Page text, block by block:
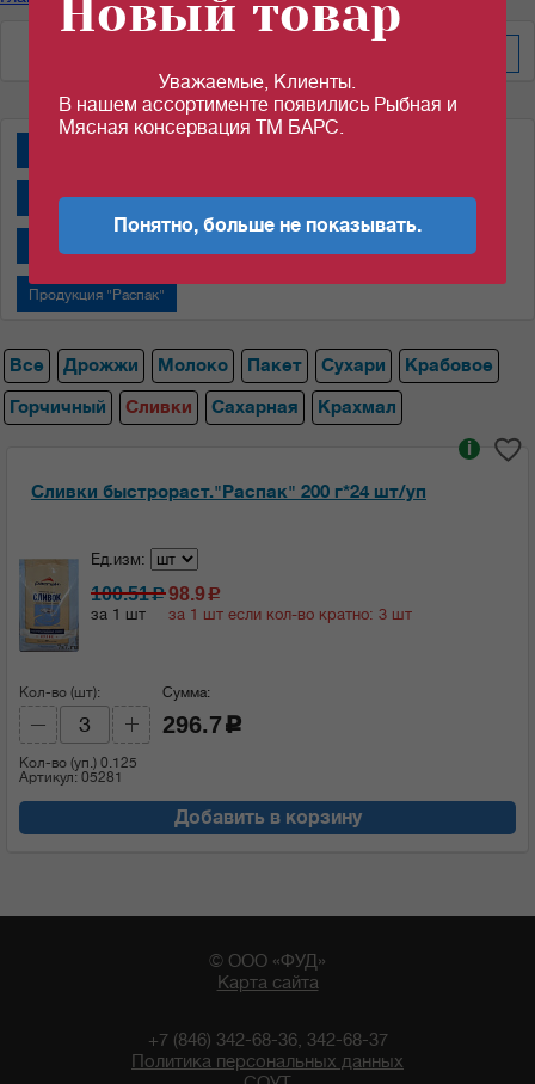
Молоко сгущенное "Алексеевское"
Молоко сгущенное "Назаровский МКК"
Продукция "Распак"
Все Дрожжи Молоко Пакет Сухари
Крабовое
Горчичный
Сливки Сахарная Крахмал
Сливки быстрораст."Распак" 200 г*24 шт/уп
i
Ед.изм:
100.51c
за 1 шт
98.9c
за 1 шт если кол-во кратно: 3 шт
Кол-во (шт):
Кол-во (уп.) 0.125
Артикул: 05281
Сумма:
296.7 c
Добавить в корзину
© ООО «ФУД»
Карта сайта
+7 (846) 342-68-36, 342-68-37
Политика персональных данных
Новый товар
Уважаемые, Клиенты.
В нашем ассортименте появились Рыбная и
Мясная консервация ТМ БАРС.
Понятно, больше не показывать.